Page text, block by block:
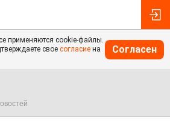
применяются cookie-файлы.
свое согласие на
Согласен